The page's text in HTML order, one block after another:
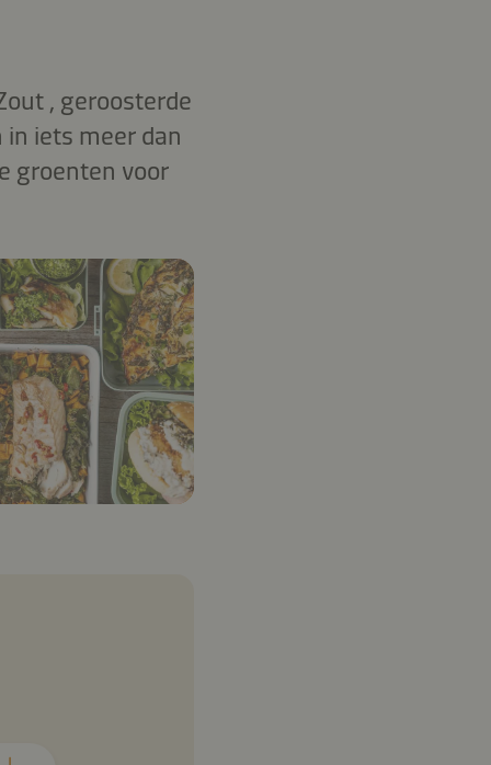
, geroosterde
iets meer dan
groenten voor